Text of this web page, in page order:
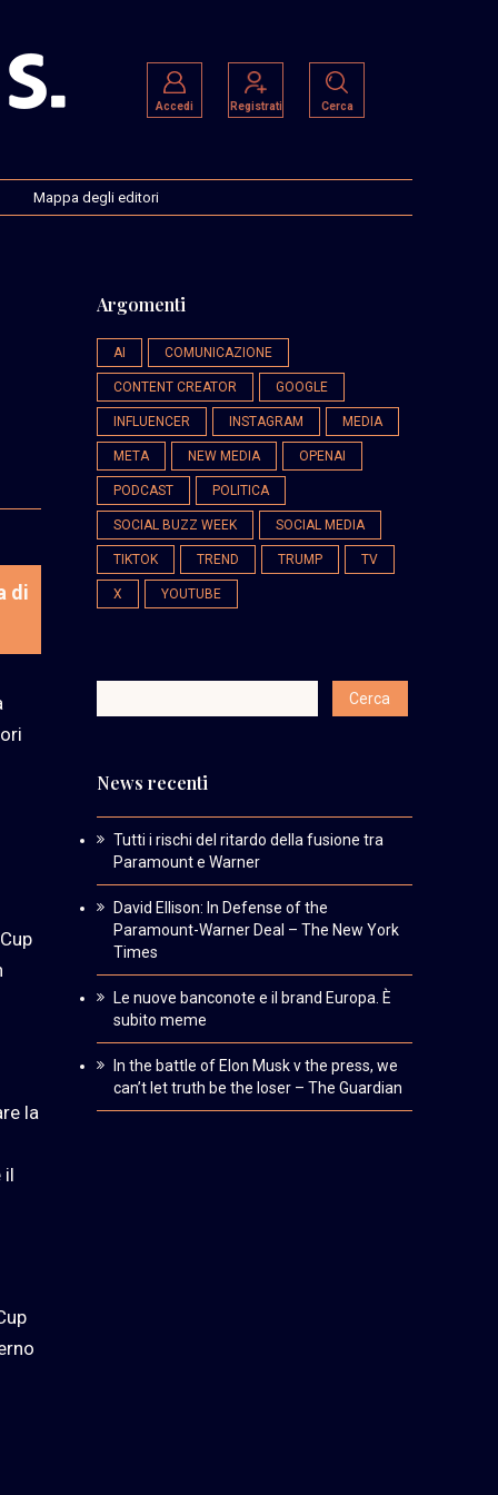
Accedi Registrati Cerca
Mappa degli editori
di
la
il
Argomenti
AI COMUNICAZIONE
CONTENT CREATOR GOOGLE
INFLUENCER INSTAGRAM MEDIA
META NEW MEDIA OPENAI
PODCAST POLITICA
SOCIAL BUZZ WEEK SOCIAL MEDIA
TIKTOK TREND TRUMP TV
X YOUTUBE
News recenti
Tutti i rischi del ritardo della fusione tra
Paramount e Warner
David Ellison: In Defense of the
Paramount-Warner Deal – The New York
Times
Le nuove banconote e il brand Europa. È
subito meme
In the battle of Elon Musk v the press, we
can’t let truth be the loser – The Guardian